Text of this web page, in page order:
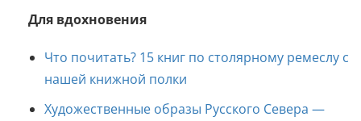
Для вдохновения
Что почитать? 15 книг по столярному ремеслу с
нашей книжной полки
Художественные образы Русского Севера —